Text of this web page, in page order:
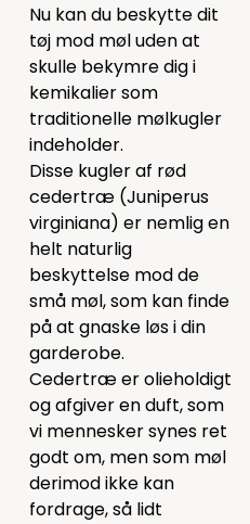
Nu kan du beskytte dit
tøj mod møl uden at
skulle bekymre dig i
kemikalier som
traditionelle mølkugler
indeholder.
Disse kugler af rød
cedertræ (Juniperus
virginiana) er nemlig en
helt naturlig
beskyttelse mod de
små møl, som kan finde
på at gnaske løs i din
garderobe.
Cedertræ er olieholdigt
og afgiver en duft, som
vi mennesker synes ret
godt om, men som møl
derimod ikke kan
fordrage, så lidt